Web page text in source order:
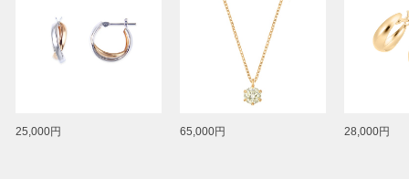
25,000円 65,000円 28,000円